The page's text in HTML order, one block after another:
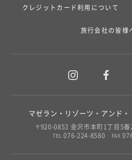
クレジットカード利用について
旅行会社の皆様
マゼラン・リゾーツ・アンド
〒 920-0853 金沢市本町1丁目5
TEL 076-224-8580 FAX